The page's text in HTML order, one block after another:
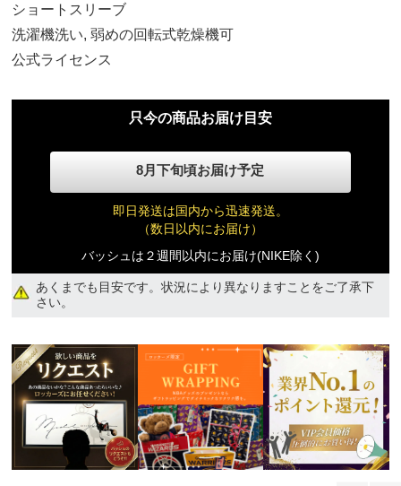
ショートスリーブ
洗濯機洗い, 弱めの回転式乾燥機可
公式ライセンス
只今の商品お届け目安
8月下旬頃お届け予定
即日発送は国内から迅速発送。
（数日以内にお届け）
バッシュは２週間以内にお届け(NIKE除く)
あくまでも目安です。状況により異なりますことをご了承下
さい。
ジュニア S
11,570円(税込)
ジュニア XL
11,570円(税込)